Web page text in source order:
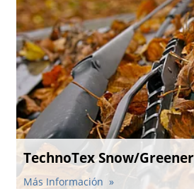
TechnoTex Snow/
Más Información